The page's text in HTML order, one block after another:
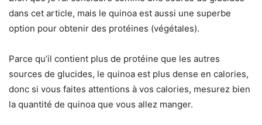
dans cet article, mais le quinoa est aussi une superbe
option pour obtenir des protéines (végétales).
Parce qu’il contient plus de protéine que les autres
sources de glucides, le quinoa est plus dense en calories,
donc si vous faites attentions à vos calories, mesurez bien
la quantité de quinoa que vous allez manger.